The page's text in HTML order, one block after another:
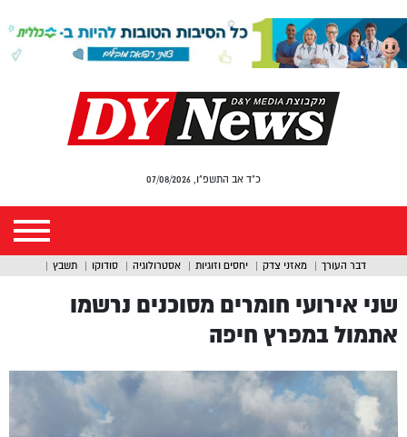
כ"ד אב התשפ"ו, 07/08/2026
דבר העורך מאזני צדק יחסים וזוגיות אסטרולוגיה סודוקו תשבץ
שני אירועי חומרים מסוכנים נרשמו
אתמול במפרץ חיפה